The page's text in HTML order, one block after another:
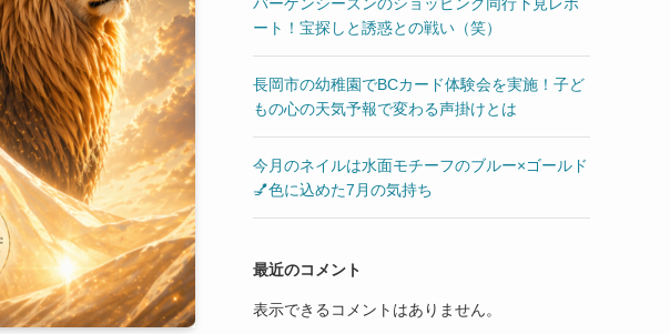
ート！宝探しと誘惑との戦い（笑）
長岡市の幼稚園でBCカード体験会を実施！子ど
もの心の天気予報で変わる声掛けとは
今月のネイルは水面モチーフのブルー×ゴールド
💅色に込めた7月の気持ち
最近のコメント
表示できるコメントはありません。